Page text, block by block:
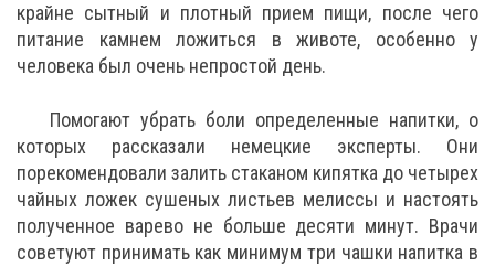
крайне сытный и плотный прием пищи, после чего
питание камнем ложиться в животе, особенно у
человека был очень непростой день.
Помогают убрать боли определенные напитки, о
которых рассказали немецкие эксперты. Они
порекомендовали залить стаканом кипятка до четырех
чайных ложек сушеных листьев мелиссы и настоять
полученное варево не больше десяти минут. Врачи
советуют принимать как минимум три чашки напитка в